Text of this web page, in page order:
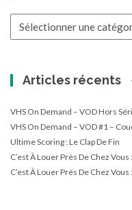
Catégories
Articles récents
VHS On Demand – VOD Hors
VHS On Demand – VOD #1 –
Ultime Scoring : Le Clap De Fin
C’est À Louer Près De Chez
C’est À Louer Près De Chez